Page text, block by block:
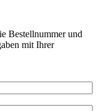
Bestellnummer und
mit Ihrer